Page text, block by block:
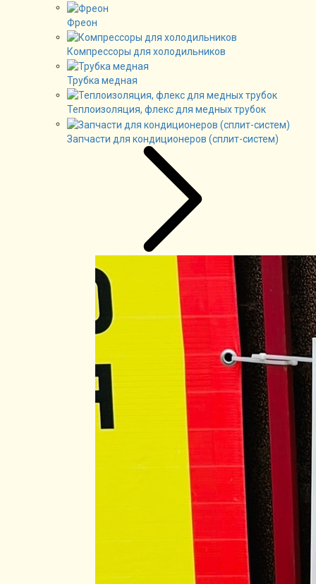
Фреон
Компрессоры для холодильников
Трубка медная
Теплоизоляция, флекс для медных трубок
Запчасти для кондиционеров (сплит-систем)